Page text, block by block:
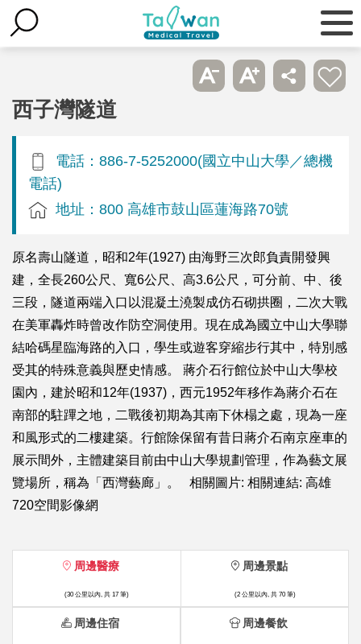
西子灣隧道
電話：886-7-5252000(國立中山大學／總機
電話)
地址：800 高雄市鼓山區蓮海路70號
原名壽山隧道，昭和2年(1927) 由海野三次郎負責開發興
建，全長260公尺、寬6公尺、高3.6公尺，可分前、中、後
三段，隧道兩端入口以混凝土澆製成仿石砌拱圈，二次大戰
在美軍轟炸時曾改作防空洞使用。現在成為國立中山大學聯
結哈碼星臨海路的入口，學生或遊客穿縮步行其中，特別感
受其的特殊意義與歷史情感。 蔣介石行館位於中山大學校
園內，建於昭和12年(1937)，西元1952年移作為蔣介石在
南部的駐蹕之地，二戰後初期為其南下休榻之處，現為一座
和風形式的二樓建築。行館除保留有昔日蔣介石南京座車的
展示間外，主體建築目前由中山大學規劃管理，作為藝文展
覽場所，稱為「西灣藝廊」。 相關圖片: 相關連結: 高雄
720空間影像網
周邊醫療
(30 公里以內, 共 17 筆)
周邊景點
(2 公里以內, 共 70 筆)
周邊住宿 周邊餐飲